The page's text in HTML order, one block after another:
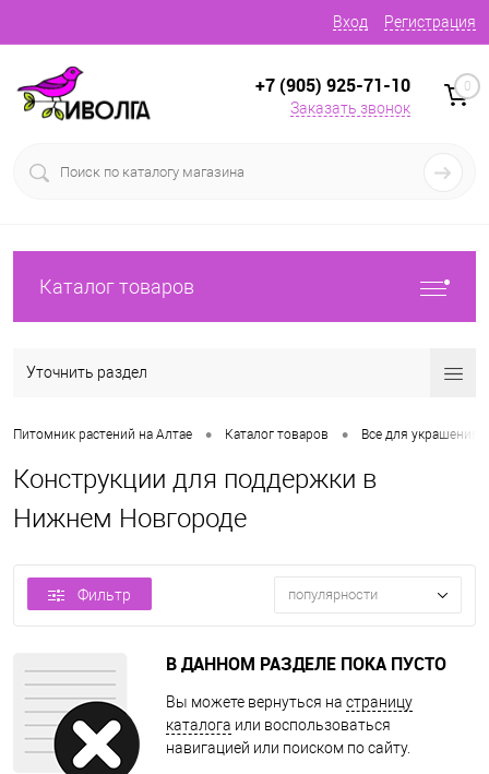
Вход Регистрация
+7 (905) 925-71-10
Заказать звонок
0
Каталог товаров
Уточнить раздел
Питомник растений на Алтае • Каталог товаров • Все для украшения
Конструкции для поддержки в
Нижнем Новгороде
Фильтр популярности
В ДАННОМ РАЗДЕЛЕ ПОКА ПУСТО
Вы можете вернуться на страницу
каталога или воспользоваться
навигацией или поиском по сайту.